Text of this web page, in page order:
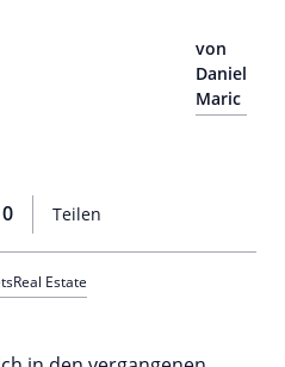
von
Daniel
Maric
Teilen
0
Real Estate